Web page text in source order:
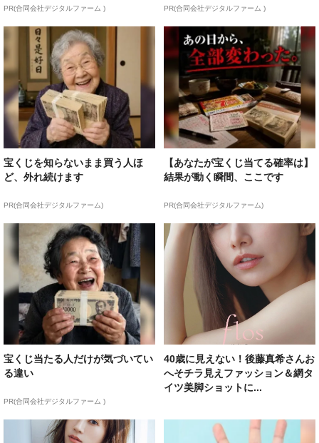
PR(合同会社デジタルファーム ) PR(合同会社デジタルファーム )
宝くじを知らないまま買う人ほ
ど、外れ続けます
PR(合同会社デジタルファーム)
【あなたが宝くじ当てる確率は】
結果が動く瞬間、ここです
PR(合同会社デジタルファーム)
宝くじ当たる人だけが気づいてい
る違い
PR(合同会社デジタルファーム )
40歳に見えない！後藤真希さんお
へそチラ見えファッション＆網タ
イツ美脚ショットに...